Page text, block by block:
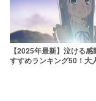
【2025年最新】泣ける
すすめランキング50！大